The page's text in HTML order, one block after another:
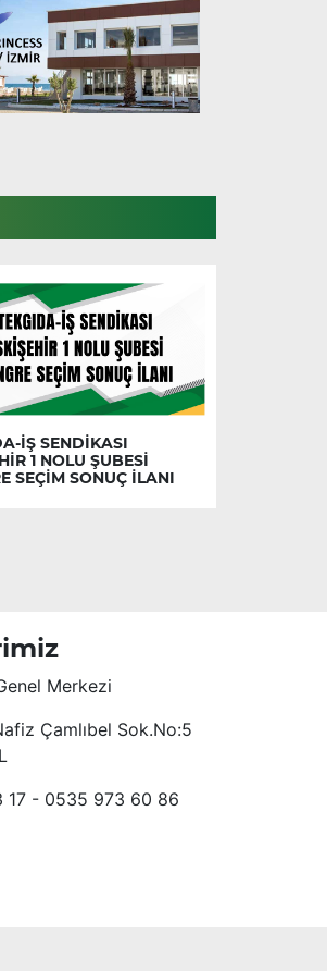
İŞ SENDİKASI
1 NOLU ŞUBESİ
SEÇİM SONUÇ İLANI
Merkezi
Çamlıbel Sok.No:5
17 - 0535 973 60 86